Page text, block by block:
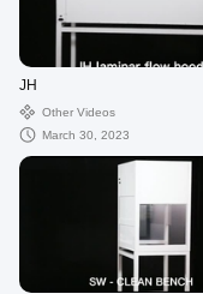
JH
Other Videos
March 30, 2023